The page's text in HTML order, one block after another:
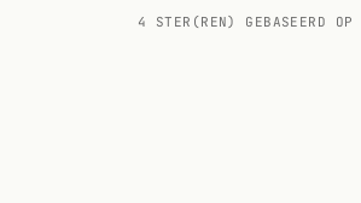
Willekeurig drankje4 STER(REN) GEBASEERD